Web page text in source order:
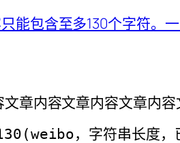
章内容文章内容文章内
，字符串长度，